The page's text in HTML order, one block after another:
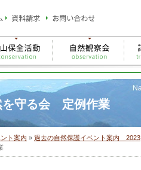
を守る会 定例作業
ト案内 » 過去の自然保護イベント案内 2023